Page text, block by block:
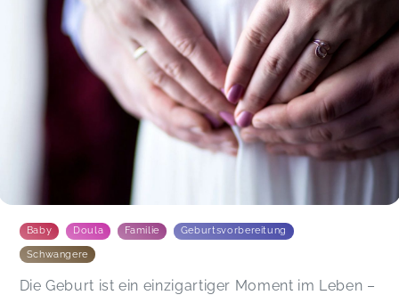
Baby Doula Familie Geburtsvorbereitung
Schwangere
Die Geburt ist ein einzigartiger Moment im Leben –